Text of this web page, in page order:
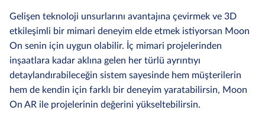
Gelişen teknoloji unsurlarını avantajına çevirmek ve 3D
etkileşimli bir mimari deneyim elde etmek istiyorsan Moon
On senin için uygun olabilir. İç mimari projelerinden
inşaatlara kadar aklına gelen her türlü ayrıntıyı
detaylandırabileceğin sistem sayesinde hem müşterilerin
hem de kendin için farklı bir deneyim yaratabilirsin, Moon
On AR ile projelerinin değerini yükseltebilirsin.